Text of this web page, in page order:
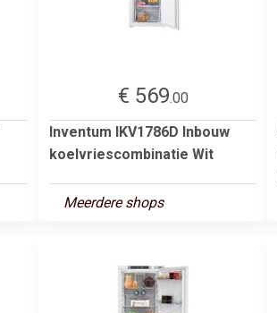
€ 569.00
Inventum IKV1786D Inbouw
koelvriescombinatie Wit
Meerdere shops